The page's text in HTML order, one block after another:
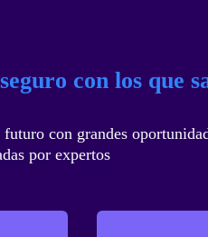
con los que
con grandes
por expertos